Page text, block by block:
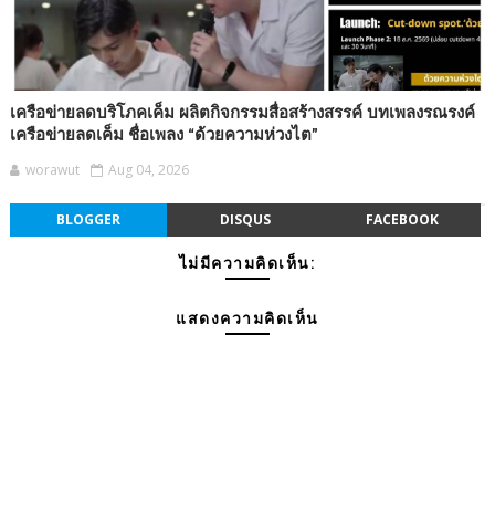
เครือข่ายลดบริโภคเค็ม ผลิตกิจกรรมสื่อสร้างสรรค์ บทเพลงรณรงค์
เครือข่ายลดเค็ม ชื่อเพลง “ด้วยความห่วงไต”
worawut Aug 04, 2026
BLOGGER DISQUS FACEBOOK
ไม่มีความคิดเห็น:
แสดงความคิดเห็น